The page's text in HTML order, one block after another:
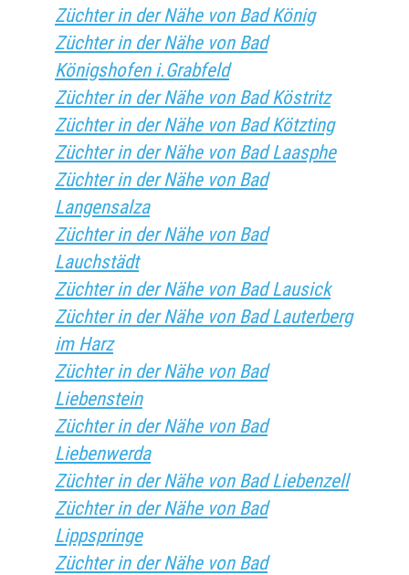
Züchter in der Nähe von Bad König
Züchter in der Nähe von Bad
Königshofen i.Grabfeld
Züchter in der Nähe von Bad Köstritz
Züchter in der Nähe von Bad Kötzting
Züchter in der Nähe von Bad Laasphe
Züchter in der Nähe von Bad
Langensalza
Züchter in der Nähe von Bad
Lauchstädt
Züchter in der Nähe von Bad Lausick
Züchter in der Nähe von Bad Lauterberg
im Harz
Züchter in der Nähe von Bad
Liebenstein
Züchter in der Nähe von Bad
Liebenwerda
Züchter in der Nähe von Bad Liebenzell
Züchter in der Nähe von Bad
Lippspringe
Züchter in der Nähe von Bad